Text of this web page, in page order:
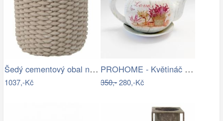
Šedý cementový obal na květináč ve…
1037,-Kč
PROHOME - Květináč čajník Levandule
350,-280,-Kč